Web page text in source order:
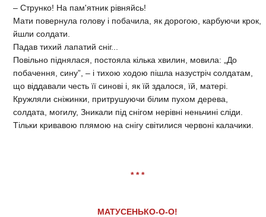
– Струнко! На пам'ятник рівняйсь!
Мати повернула голову і побачила, як дорогою, карбуючи крок,
йшли солдати.
Падав тихий лапатий сніг...
Повільно піднялася, постояла кілька хвилин, мовила: „До
побачення, сину”, – і тихою ходою пішла назустріч солдатам,
що віддавали честь її синові і, як їй здалося, їй, матері.
Кружляли сніжинки, притрушуючи білим пухом дерева,
солдата, могилу, Зникали під снігом нерівні неньчині сліди.
Тільки кривавою плямою на снігу світилися червоні калачики.
* * *
МАТУСЕНЬКО-О-О!